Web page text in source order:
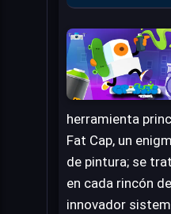
herramienta
Fat Cap, un
de pintura; se
en cada rincón
innovador